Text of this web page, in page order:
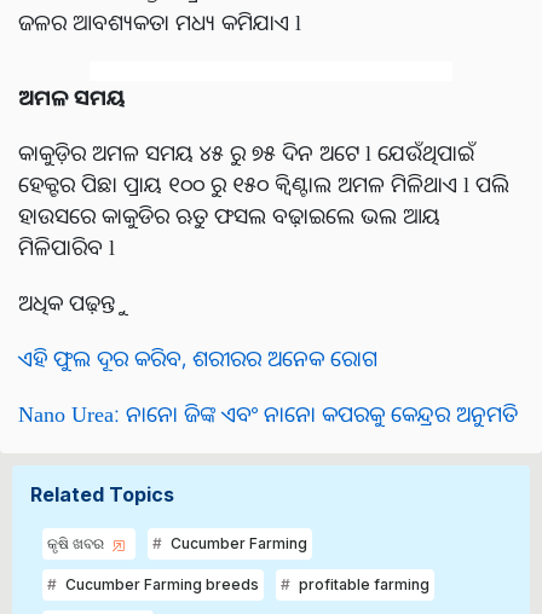
ଜଳର ଆବଶ୍ୟକତା ମଧ୍ୟ କମିଯାଏ l
ଅମଳ ସମୟ
କାକୁଡ଼ିର ଅମଳ ସମୟ ୪୫ ରୁ ୭୫ ଦିନ ଅଟେ l ଯେଉଁଥିପାଇଁ
ହେକ୍ଟର ପିଛା ପ୍ରାୟ ୧୦୦ ରୁ ୧୫୦ କ୍ୱିଣ୍ଟାଲ ଅମଳ ମିଳିଥାଏ l ପଲି
ହାଉସରେ କାକୁଡିର ଋତୁ ଫସଲ ବଢ଼ାଇଲେ ଭଲ ଆୟ
ମିଳିପାରିବ l
ଅଧିକ ପଢ଼ନ୍ତୁ
ଏହି ଫୁଲ ଦୂର କରିବ, ଶରୀରର ଅନେକ ରୋଗ
Nano Urea: ନାନୋ ଜିଙ୍କ ଏବଂ ନାନୋ କପରକୁ କେନ୍ଦ୍ରର ଅନୁମତି
Related Topics
କୃଷି ଖବର Cucumber Farming
Cucumber Farming breeds profitable farming